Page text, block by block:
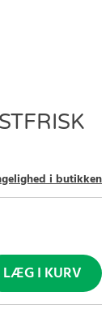
i butikken
LÆG I KURV